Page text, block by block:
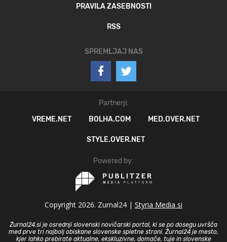
PRAVILA ZASEBNOSTI
RSS
SPREMLJAJ NAS
Partnerji:
VREME.NET
BOLHA.COM MED.OVER.NET
STYLE.OVER.NET
Powered by:
Copyright 2026. Zurnal24 | Styria Media si
Žurnal24.si je osrednji slovenski novičarski portal, ki se po dosegu uvršča
med prve tri najbolj obiskane slovenske spletne strani. Žurnal24 je mesto,
kjer lahko prebirate aktualne, ekskluzivne, domače, tuje in slovenske